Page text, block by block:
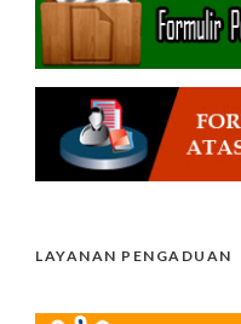
LAYANAN PENGADUAN